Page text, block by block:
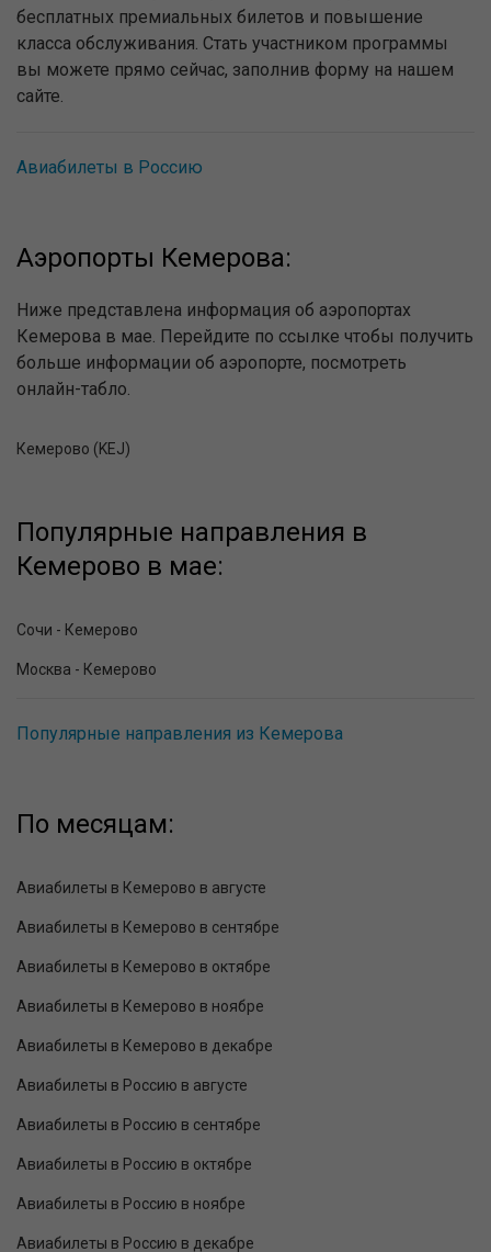
бесплатных премиальных билетов и повышение
класса обслуживания. Стать участником программы
вы можете прямо сейчас, заполнив форму на нашем
сайте.
Авиабилеты в Россию
Аэропорты Кемерова:
Ниже представлена информация об аэропортах
Кемерова в мае. Перейдите по ссылке чтобы получить
больше информации об аэропорте, посмотреть
онлайн-табло.
Кемерово (KEJ)
Популярные направления в
Кемерово в мае:
Сочи - Кемерово
Москва - Кемерово
Популярные направления из Кемерова
По месяцам:
Авиабилеты в Кемерово в августе
Авиабилеты в Кемерово в сентябре
Авиабилеты в Кемерово в октябре
Авиабилеты в Кемерово в ноябре
Авиабилеты в Кемерово в декабре
Авиабилеты в Россию в августе
Авиабилеты в Россию в сентябре
Авиабилеты в Россию в октябре
Авиабилеты в Россию в ноябре
Авиабилеты в Россию в декабре